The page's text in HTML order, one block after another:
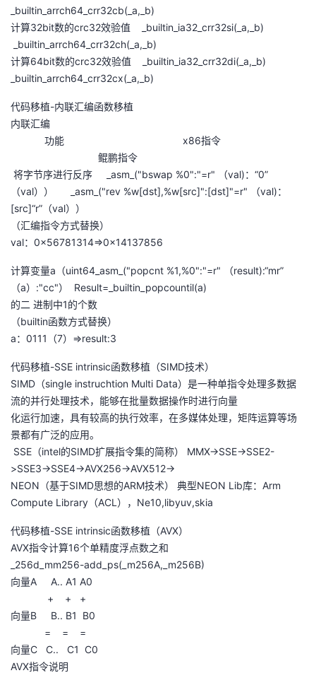
_builtin_arrch64_crr32cb(_a,_b)
计算32bit数的crc32效验值 _builtin_ia32_crr32si(_a,_b)
_builtin_arrch64_crr32ch(_a,_b)
计算64bit数的crc32效验值 _builtin_ia32_crr32di(_a,_b)
_builtin_arrch64_crr32cx(_a,_b)
代码移植-内联汇编函数移植
内联汇编
功能 x86指令
鲲鹏指令
将字节序进行反序 _asm_("bswap %0":"=r" （val)：“0”
（val）） _asm_("rev %w[dst],%w[src]":[dst]"=r" （val)：
[src]“r”（val））
（汇编指令方式替换）
val：0x56781314=>0x14137856
计算变量a（uint64_asm_("popcnt %1,%0":"=r" （result):“mr”
（a）:"cc"） Result=_builtin_popcountil(a)
的二 进制中1的个数
（builtin函数方式替换）
a：0111（7）=>result:3
代码移植-SSE intrinsic函数移植（SIMD技术）
SIMD（single instruchtion Multi Data）是一种单指令处理多数据
流的并行处理技术，能够在批量数据操作时进行向量
化运行加速，具有较高的执行效率，在多媒体处理，矩阵运算等场
景都有广泛的应用。
SSE（intel的SIMD扩展指令集的简称） MMX->SSE->SSE2-
>SSE3->SSE4->AVX256->AVX512->
NEON（基于SIMD思想的ARM技术） 典型NEON Lib库：Arm
Compute Library（ACL），Ne10,libyuv,skia
代码移植-SSE intrinsic函数移植（AVX）
AVX指令计算16个单精度浮点数之和
_256d_mm256-add_ps(_m256A,_m256B)
向量A A.. A1 A0
+ + +
向量B B.. B1 B0
= = =
向量C C.. C1 C0
AVX指令说明